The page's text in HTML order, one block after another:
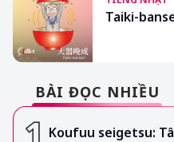
Taiki-
BÀI ĐỌC NHIỀU
Koufuu seigetsu: